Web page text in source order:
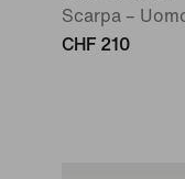
Scarpa –
CHF 210